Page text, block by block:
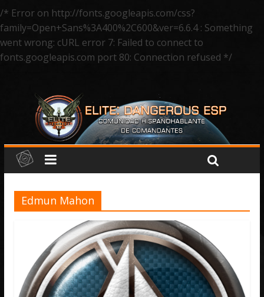
/* Error on http://fonts.googleapis.com/css?
family=Open+Sans%3A400%2C600&ver=6.6.4 : Something
went wrong: cURL error 7: Failed to connect to
fonts.googleapis.com port 80: Connection refused */
Edmun Mahon